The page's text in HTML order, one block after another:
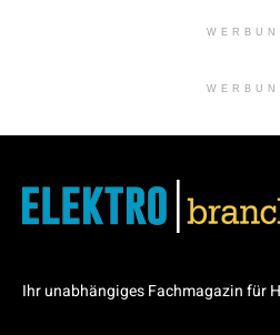
Ihr unabhängiges Fachmagazin für